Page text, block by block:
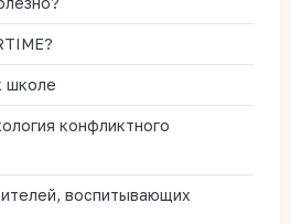
школе
конфликтного
воспитывающих